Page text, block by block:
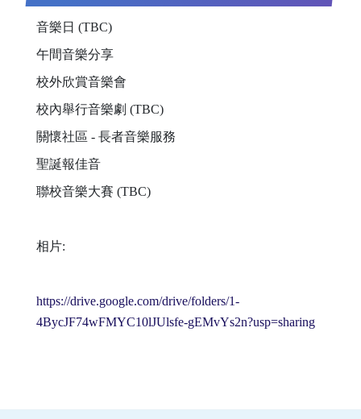
音樂日 (TBC)
午間音樂分享
校外欣賞音樂會
校內舉行音樂劇 (TBC)
關懷社區 - 長者音樂服務
聖誕報佳音
聯校音樂大賽 (TBC)
相片:
https://drive.google.com/drive/folders/1-
4BycJF74wFMYC10lJUlsfe-gEMvYs2n?usp=sharing